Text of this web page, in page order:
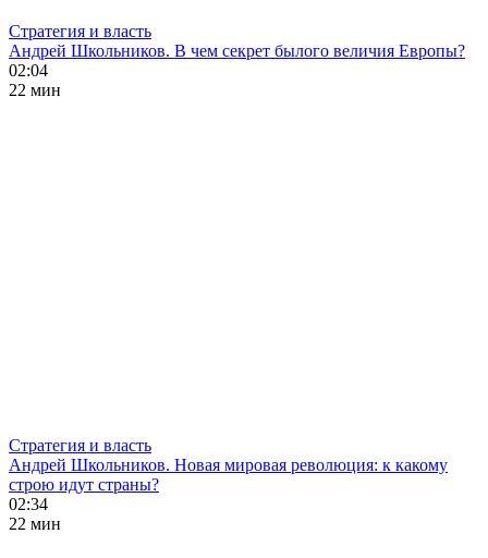
Стратегия и власть
Андрей Школьников. В чем секрет былого величия Европы?
02:04
22 мин
Стратегия и власть
Андрей Школьников. Новая мировая революция: к какому
строю идут страны?
02:34
22 мин